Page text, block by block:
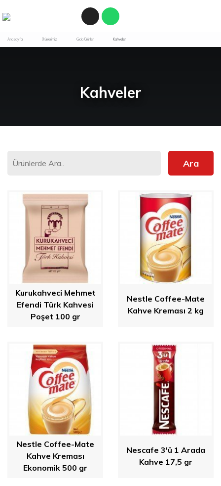
Kahveler
Anasayfa Ürünlerimiz Gıda Ürünleri Kahveler
Ara
Kurukahveci Mehmet
Efendi Türk Kahvesi
Poşet 100 gr
Nestle Coffee-Mate
Kahve Kreması 2 kg
Nestle Coffee-Mate
Kahve Kreması
Ekonomik 500 gr
Nescafe 3'ü 1 Arada
Kahve 17,5 gr